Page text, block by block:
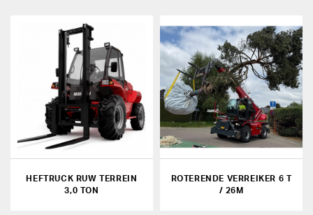
HEFTRUCK RUW TERREIN
3,0 TON
ROTERENDE VERREIKER 6 T
/ 26M